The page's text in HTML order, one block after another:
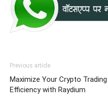
Previous article
Maximize Your Crypto Trading
Efficiency with Raydium